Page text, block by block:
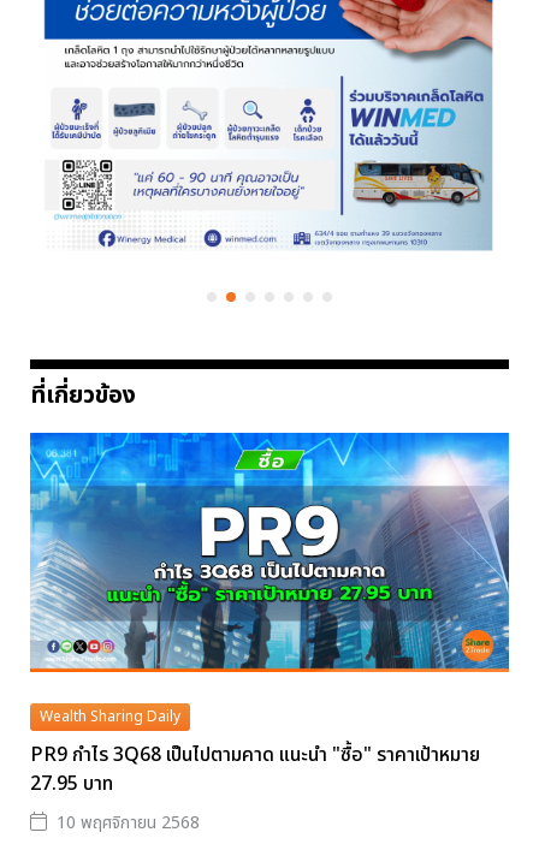
ที่เกี่ยวข้อง
Wealth Sharing Daily
PR9 กำไร 3Q68 เป็นไปตามคาด แนะนำ "ซื้อ" ราคาเป้าหมาย
27.95 บาท
10 พฤศจิกายน 2568